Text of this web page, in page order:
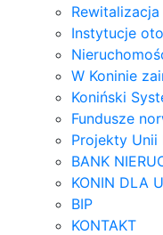
Instytucje
W Koninie
Koniński
Fundusze
Projekty Unii
BANK
KONIN DLA
BIP
KONTAKT